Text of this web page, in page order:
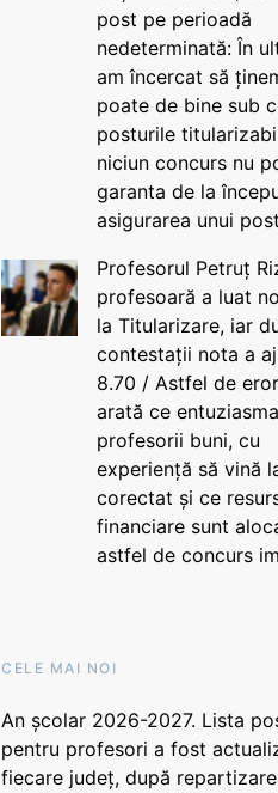
post pe perioadă
nedeterminată: În
am încercat să
poate de bine sub
posturile
niciun concurs nu
garanta de la
asigurarea unui post
Profesorul Petruț
profesoară a luat
la Titularizare, iar
contestații nota a
8.70 / Astfel de
arată ce
profesorii buni, cu
experiență să vină
corectat și ce
financiare sunt
astfel de concurs
CELE MAI NOI
An școlar 2026-2027. Lista
pentru profesori a fost
fiecare județ, după